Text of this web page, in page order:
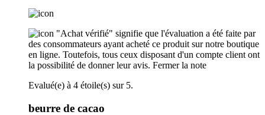
"Achat vérifié" signifie que l'évaluation a été faite par
des consommateurs ayant acheté ce produit sur notre boutique
en ligne. Toutefois, tous ceux disposant d'un compte client ont
la possibilité de donner leur avis. Fermer la note
Evalué(e) à 4 étoile(s) sur 5.
beurre de cacao